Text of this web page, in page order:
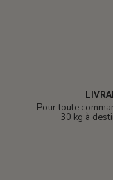
Pour toute
30 kg à